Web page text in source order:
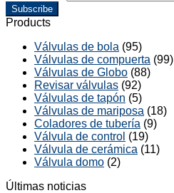
Subscribe
Products
Válvulas de bola (95)
Válvulas de compuerta (99)
Válvulas de Globo (88)
Revisar válvulas (92)
Válvulas de tapón (5)
Válvulas de mariposa (18)
Coladores de tubería (9)
Válvula de control (19)
Válvula de cerámica (11)
Válvula domo (2)
Últimas noticias